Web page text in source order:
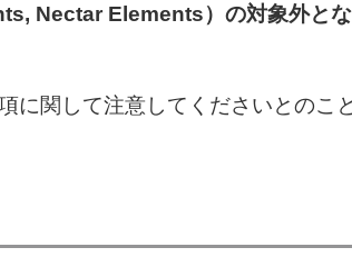
Nectar Elements）の対象外とな
に関して注意してくださいとのこ